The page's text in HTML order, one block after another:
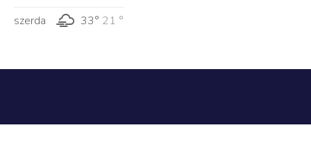
szerda
33° 21 °